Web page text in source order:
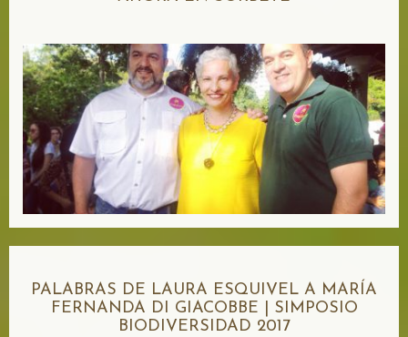
PALABRAS DE LAURA ESQUIVEL A MARÍA
FERNANDA DI GIACOBBE | SIMPOSIO
BIODIVERSIDAD 2017